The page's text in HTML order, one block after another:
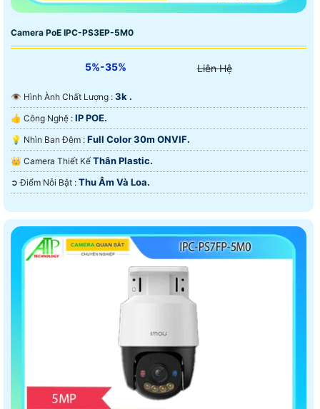
Camera PoE IPC-PS3EP-5M0
5%-35% Liên Hệ
👁 Hình Ành Chất Lượng : 3k .
👍 Công Nghệ : IP POE.
💡 Nhìn Ban Đêm : Full Color 30m ONVIF.
👑 Camera Thiết Kế Thân Plastic.
️➲ Điểm Nỗi Bật : Thu Âm Và Loa.